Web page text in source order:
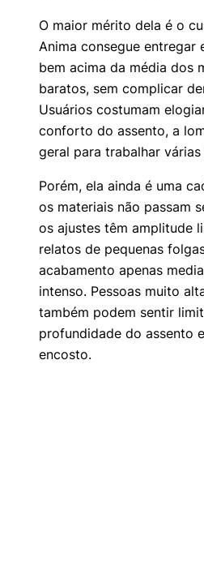
O maior mérito dela é o
Anima consegue entregar
bem acima da média dos
baratos, sem complicar
Usuários costumam
conforto do assento, a
geral para trabalhar
Porém, ela ainda é uma
os materiais não passam
os ajustes têm amplitude
relatos de pequenas
acabamento apenas
intenso. Pessoas muito
também podem sentir
profundidade do assento
encosto.